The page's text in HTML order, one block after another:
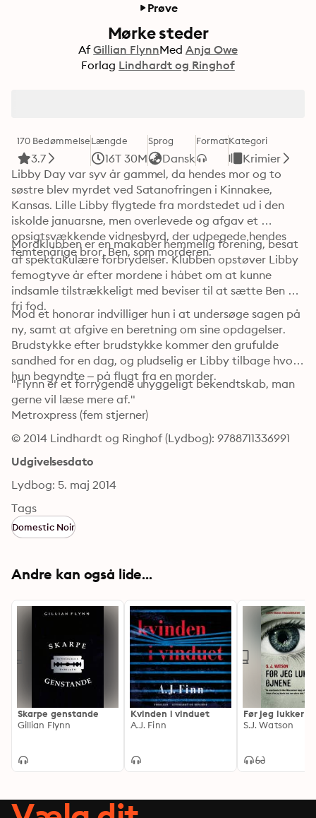
Prøve
Mørke steder
Af Gillian FlynnMed Anja Owe
Forlag Lindhardt og Ringhof
170 Bedømmelse
3.7
Længde
16T 30M
Sprog
Dansk
FormatKategori
Krimier
Libby Day var syv år gammel, da hendes mor og to
søstre blev myrdet ved Satanofringen i Kinnakee,
Kansas. Lille Libby flygtede fra mordstedet ud i den
iskolde januarsne, men overlevede og afgav et
opsigtsvækkende vidnesbyrd, der udpegede hendes
femtenårige bror, Ben, som morderen.
Mordklubben er en makaber hemmelig forening, besat
af spektakulære forbrydelser. Klubben opstøver Libby
femogtyve år efter mordene i håbet om at kunne
indsamle tilstrækkeligt med beviser til at sætte Ben på
fri fod.
Mod et honorar indvilliger hun i at undersøge sagen på
ny, samt at afgive en beretning om sine opdagelser.
Brudstykke efter brudstykke kommer den grufulde
sandhed for en dag, og pludselig er Libby tilbage hvor
hun begyndte – på flugt fra en morder.
"Flynn er et forrygende uhyggeligt bekendtskab, man
gerne vil læse mere af."
Metroxpress (fem stjerner)
© 2014 Lindhardt og Ringhof (Lydbog): 9788711336991
Udgivelsesdato
Lydbog: 5. maj 2014
Tags
Domestic Noir
Andre kan også lide...
Skarpe genstande
Gillian Flynn
Kvinden i vinduet
A.J. Finn
Før jeg lukker
S.J. Watson